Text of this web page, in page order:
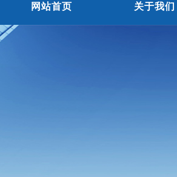
网站首页 关于我们